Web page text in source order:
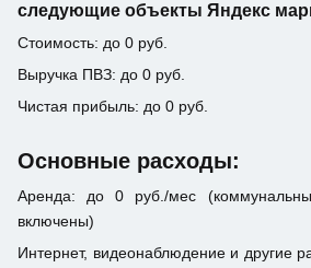
следующие объекты Яндекс
Стоимость: до 0 руб.
Выручка ПВЗ: до 0 руб.
Чистая прибыль: до 0 руб.
Основные расходы:
Аренда: до 0 руб./мес
включены)
Интернет, видеонаблюдение и другие